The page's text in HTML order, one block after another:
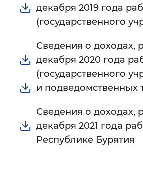
декабря 2019 года
(государственного
Сведения о доходах,
декабря 2020 года
(государственного
и
Сведения о доходах,
декабря 2021 года
Республике Бурятия